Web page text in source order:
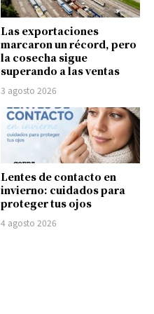
Las exportaciones
marcaron un récord, pero
la cosecha sigue
superando a las ventas
3 agosto 2026
Lentes de contacto en
invierno: cuidados para
proteger tus ojos
4 agosto 2026